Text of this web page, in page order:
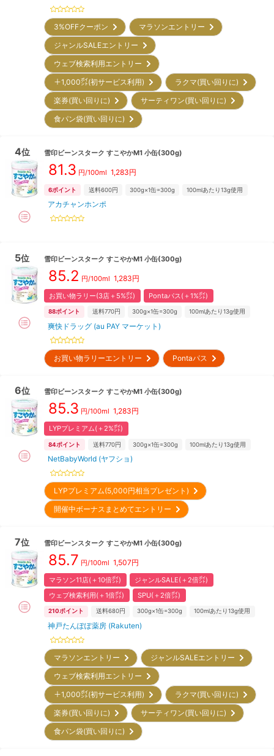
3%OFFクーポン
マラソンエントリー
ジャンルSALEエントリー
ウェブ検索利用エントリー
＋1,000㌽(初サービス利用)
ラクマ(買い回りに)
楽券(買い回りに)
サーティワン(買い回りに)
食パン袋(買い回りに)
4位 雪印ビーンスターク すこやかM1 小缶(300g)
81.3 円/100ml 1,283円
6ポイント 送料600円 300g×1缶=300g 100mlあたり13g使用
アカチャンホンポ
5位 雪印ビーンスターク すこやかM1 小缶(300g)
85.2 円/100ml 1,283円
お買い物ラリー(3店＋5%㌽) Pontaパス(＋1%㌽)
88ポイント 送料770円 300g×1缶=300g 100mlあたり13g使用
爽快ドラッグ (au PAY マーケット)
お買い物ラリーエントリー Pontaパス
6位 雪印ビーンスターク すこやかM1 小缶(300g)
85.3 円/100ml 1,283円
LYPプレミアム(＋2%㌽)
84ポイント 送料770円 300g×1缶=300g 100mlあたり13g使用
NetBabyWorld (ヤフショ)
LYPプレミアム(5,000円相当プレゼント)
開催中ボーナスまとめてエントリー
7位 雪印ビーンスターク すこやかM1 小缶(300g)
85.7 円/100ml 1,507円
マラソン11店(＋10倍㌽)
ジャンルSALE(＋2倍㌽)
ウェブ検索利用(＋1倍㌽)
SPU(＋2倍㌽)
210ポイント 送料680円 300g×1缶=300g 100mlあたり13g使用
神戸たんぽぽ薬房 (Rakuten)
マラソンエントリー
ジャンルSALEエントリー
ウェブ検索利用エントリー
＋1,000㌽(初サービス利用)
ラクマ(買い回りに)
楽券(買い回りに)
サーティワン(買い回りに)
食パン袋(買い回りに)